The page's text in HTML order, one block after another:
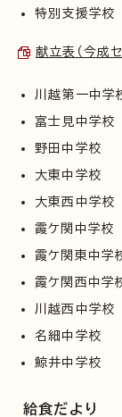
特別支援学校
献立表（今成
川越第一中学
富士見中学校
野田中学校
大東中学校
大東西中学校
霞ケ関中学校
霞ケ関東中学
霞ケ関西中学
川越西中学校
名細中学校
鯨井中学校
給食だより